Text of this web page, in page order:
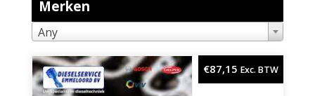
Merken
Any
€87,15 Exc. BTW